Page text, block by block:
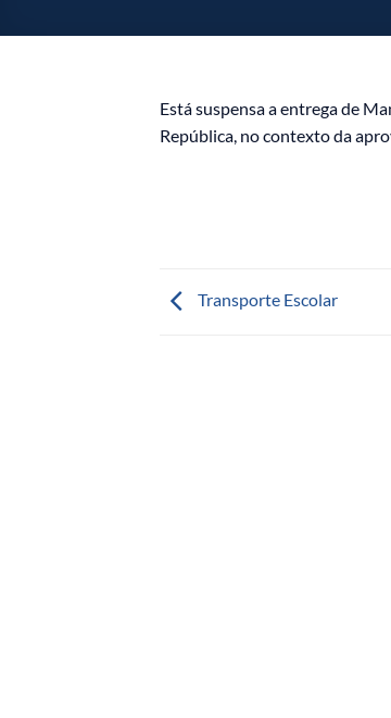
Está suspensa a entrega de
República, no contexto da
Transporte Escolar